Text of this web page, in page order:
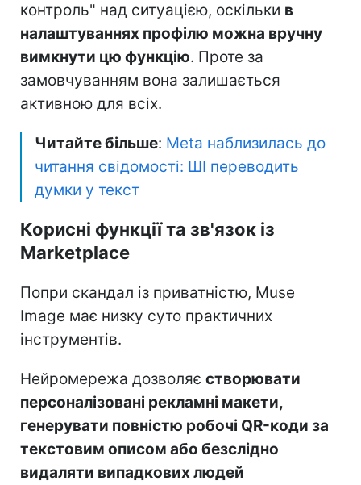
контроль" над ситуацією, оскільки в
налаштуваннях профілю можна вручну
вимкнути цю функцію. Проте за
замовчуванням вона залишається
активною для всіх.
Читайте більше: Meta наблизилась до
читання свідомості: ШІ переводить
думки у текст
Корисні функції та зв'язок із
Marketplace
Попри скандал із приватністю, Muse
Image має низку суто практичних
інструментів.
Нейромережа дозволяє створювати
персоналізовані рекламні макети,
генерувати повністю робочі QR-коди за
текстовим описом або безслідно
видаляти випадкових людей